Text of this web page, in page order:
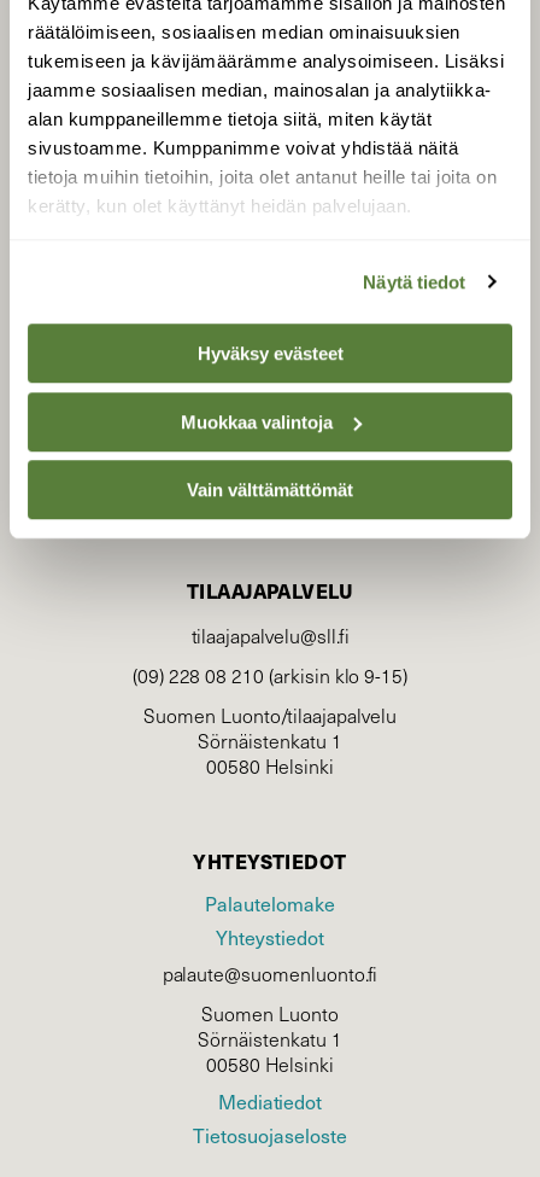
räätälöimiseen, sosiaalisen median ominaisuuksien
tukemiseen ja kävijämäärämme analysoimiseen. Lisäksi
jaamme sosiaalisen median, mainosalan ja analytiikka-
alan kumppaneillemme tietoja siitä, miten käytät
sivustoamme. Kumppanimme voivat yhdistää näitä
tietoja muihin tietoihin, joita olet antanut heille tai joita on
kerätty, kun olet käyttänyt heidän palvelujaan.
Näytä tiedot
Hyväksy evästeet
Muokkaa valintoja
Vain välttämättömät
Äänestä parasta juttua
Tilaa uutiskirje
SUOMEN LUONNON­
SUOJELU­LIITTO
Suomen Luonto -lehden
luonnonsuojelu­liitto.
TILAAJAPALVELU
tilaajapalvelu@sll.fi
(09) 228 08 210 (arkisin klo 9-15)
Suomen Luonto/tilaajapalvelu
Sörnäistenkatu 1
00580 Helsinki
YHTEYSTIEDOT
Palautelomake
Yhteystiedot
palaute@suomenluonto.fi
Suomen Luonto
Sörnäistenkatu 1
00580 Helsinki
Mediatiedot
Tietosuojaseloste